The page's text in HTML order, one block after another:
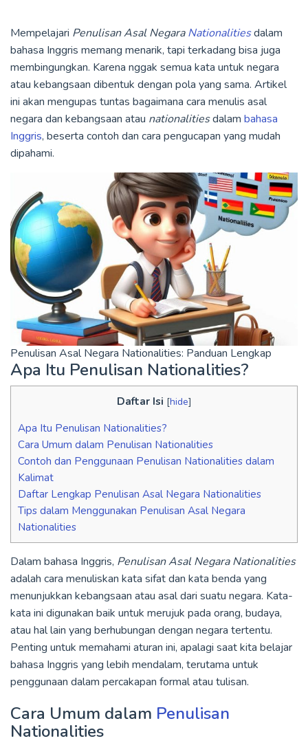
Mempelajari Penulisan Asal NegaraNationalitiesdalam
bahasa Inggris memang menarik, tapi terkadang bisa juga
membingungkan. Karena nggak semua kata untuk negara
atau kebangsaan dibentuk dengan pola yang sama. Artikel
ini akan mengupas tuntas bagaimana cara menulis asal
negara dan kebangsaan atau nationalitiesdalam bahasa
Inggris, beserta contoh dan cara pengucapan yang mudah
dipahami.
Penulisan Asal Negara Nationalities: Panduan Lengkap
Apa Itu Penulisan Nationalities?
Daftar Isi [hide]
Apa Itu Penulisan Nationalities?
Cara Umum dalam Penulisan Nationalities
Contoh dan Penggunaan Penulisan Nationalities dalam
Kalimat
Daftar Lengkap Penulisan Asal Negara Nationalities
Tips dalam Menggunakan Penulisan Asal Negara
Nationalities
Dalam bahasa Inggris, Penulisan Asal Negara Nationalities
adalah cara menuliskan kata sifat dan kata benda yang
menunjukkan kebangsaan atau asal dari suatu negara. Kata-
kata ini digunakan baik untuk merujuk pada orang, budaya,
atau hal lain yang berhubungan dengan negara tertentu.
Penting untuk memahami aturan ini, apalagi saat kita belajar
bahasa Inggris yang lebih mendalam, terutama untuk
penggunaan dalam percakapan formal atau tulisan.
Cara Umum dalam Penulisan
Nationalities